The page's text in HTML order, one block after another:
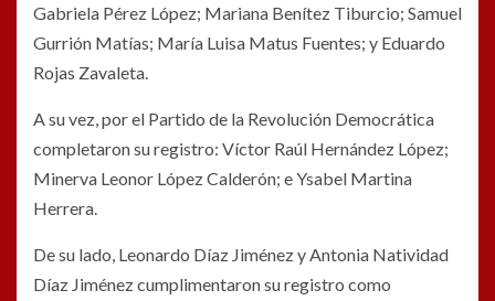
Gabriela Pérez López; Mariana Benítez Tiburcio; Samuel
Gurrión Matías; María Luisa Matus Fuentes; y Eduardo
Rojas Zavaleta.
A su vez, por el Partido de la Revolución Democrática
completaron su registro: Víctor Raúl Hernández López;
Minerva Leonor López Calderón; e Ysabel Martina
Herrera.
De su lado, Leonardo Díaz Jiménez y Antonia Natividad
Díaz Jiménez cumplimentaron su registro como